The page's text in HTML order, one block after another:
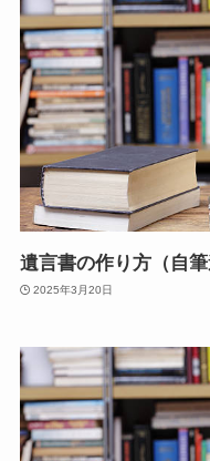
遺言書の作り方（自筆
2025年3月20日